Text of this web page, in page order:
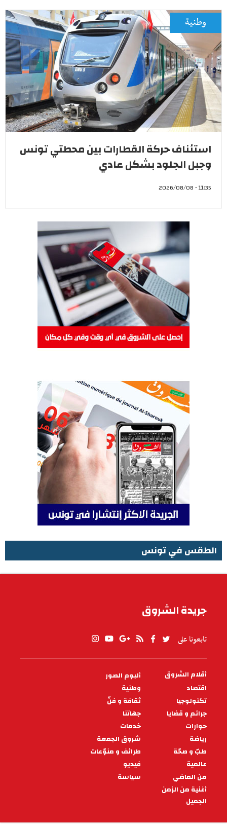
وطنية
استئناف حركة القطارات بين محطتي تونس
وجبل الجلود بشكل عادي
11:35 - 2026/08/08
الطقس في تونس
جريدة الشروق
تابعونا على
PIED
DE
PAGE
أقلام الشروق
ألبوم الصور
اقتصاد
وطنية
تكنولوجيا
ثقافة و فنّ
جرائم و قضايا
جهاتنا
حوارات
خدمات
رياضة
شروق الجمعة
طبّ و صحّة
طرائف و منوّعات
عالمية
فيديو
من الماضي
سياسة
أغنية من الزمن
الجميل